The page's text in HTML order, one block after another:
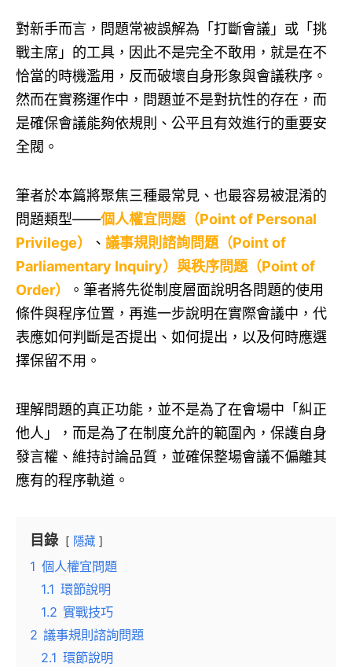
對新手而言，問題常被誤解為「打斷會議」或「挑
戰主席」的工具，因此不是完全不敢用，就是在不
恰當的時機濫用，反而破壞自身形象與會議秩序。
然而在實務運作中，問題並不是對抗性的存在，而
是確保會議能夠依規則、公平且有效進行的重要安
全閥。
筆者於本篇將聚焦三種最常見、也最容易被混淆的
問題類型——個人權宜問題（Point of Personal
Privilege）
、 議事規則諮詢問題（Point of
Parliamentary Inquiry）與秩序問題（Point of
Order）
。筆者將先從制度層面說明各問題的使用
條件與程序位置，再進一步說明在實際會議中，代
表應如何判斷是否提出、如何提出，以及何時應選
擇保留不用。
理解問題的真正功能，並不是為了在會場中「糾正
他人」，而是為了在制度允許的範圍內，保護自身
發言權、維持討論品質，並確保整場會議不偏離其
應有的程序軌道。
目錄 隱藏
1 個人權宜問題
1.1 環節說明
1.2 實戰技巧
2 議事規則諮詢問題
2.1 環節說明